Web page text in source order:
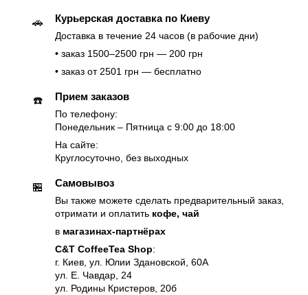
🚗 Курьерская доставка по Киеву
Доставка в течение 24 часов (в рабочие дни)
• заказ 1500–2500 грн — 200 грн
• заказ от 2501 грн — бесплатно
☎️ Прием заказов
По телефону:
Понедельник – Пятница с 9:00 до 18:00
На сайте:
Круглосуточно, без выходных
🏪 Самовывоз
Вы также можете сделать предварительный заказ,
отримати и оплатить кофе, чай
в магазинах-партнёрах
C&T CoffeeTea Shop:
г. Киев, ул. Юлии Здановской, 60А
ул. Е. Чавдар, 24
ул. Родины Кристеров, 20б